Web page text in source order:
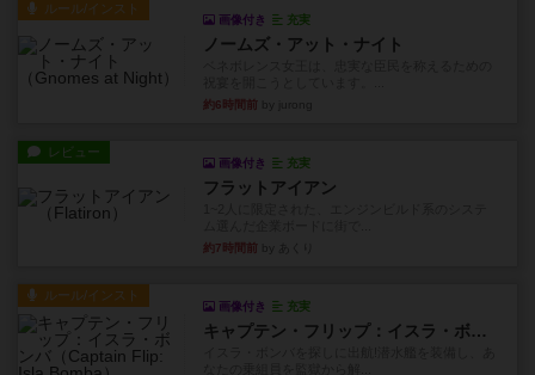
ルール/インスト
画像付き 充実
ノームズ・アット・ナイト
約6時間前
レビュー
画像付き 充実
フラットアイアン
約7時間前
ルール/インスト
画像付き 充実
キャプテン・フリップ：イスラ・ボンバ